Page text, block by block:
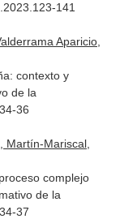
141
Aparicio,
contexto y
de la
36
Martín-Mariscal,
complejo
de la
37